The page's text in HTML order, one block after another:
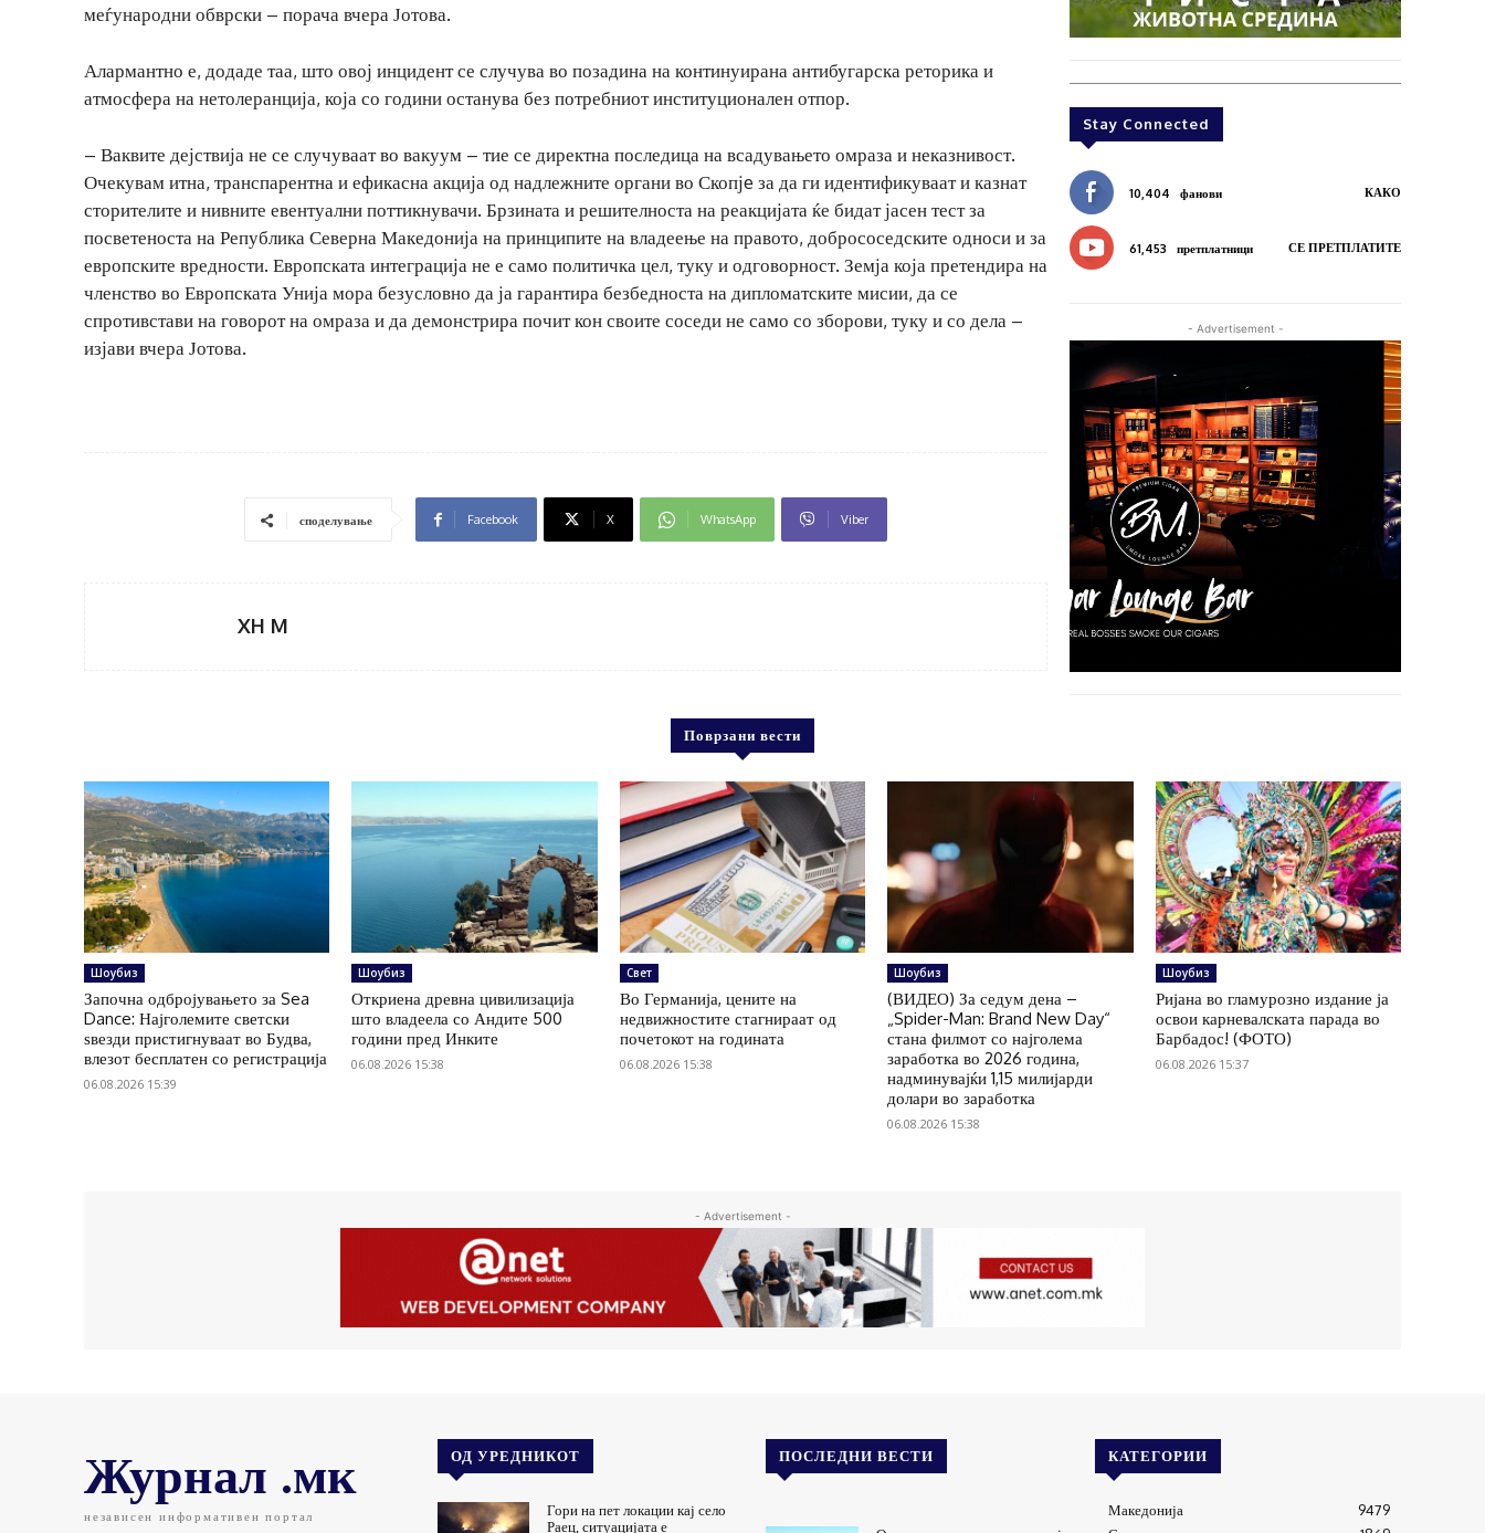
меѓународни обврски – порача вчера Јотова.
Алармантно е, додаде таа, што овој инцидент се случува во позадина на континуирана антибугарска реторика и
атмосфера на нетолеранција, која со години останува без потребниот институционален отпор.
– Ваквите дејствија не се случуваат во вакуум – тие се директна последица на всадувањето омраза и неказнивост.
Очекувам итна, транспарентна и ефикасна акција од надлежните органи во Скопјe за да ги идентификуваат и казнат
сторителите и нивните евентуални поттикнувачи. Брзината и решителноста на реакцијата ќе бидат јасен тест за
посветеноста на Република Северна Македонија на принципите на владеење на правото, добрососедските односи и за
европските вредности. Европската интеграција не е само политичка цел, туку и одговорност. Земја која претендира на
членство во Европската Унија мора безусловно да ја гарантира безбедноста на дипломатските мисии, да се
спротивстави на говорот на омраза и да демонстрира почит кон своите соседи не само со зборови, туку и со дела –
изјави вчера Јотова.
споделување Facebook X WhatsApp Viber
XH M
Stay Connected
10,404 фанови КАКО
61,453 претплатници СЕ ПРЕТПЛАТИТЕ
- Advertisement -
Поврзани вести
Шоубиз
Започна одбројувањето за Sea
Dance: Најголемите светски
ѕвезди пристигнуваат во Будва,
влезот бесплатен со регистрација
06.08.2026 15:39
Шоубиз
Откриена древна цивилизација
што владеела со Андите 500
години пред Инките
06.08.2026 15:38
Свет
Во Германија, цените на
недвижностите стагнираат од
почетокот на годината
06.08.2026 15:38
Шоубиз
(ВИДЕО) За седум дена –
„Spider-Man: Brand New Day“
стана филмот со најголема
заработка во 2026 година,
надминувајќи 1,15 милијарди
долари во заработка
06.08.2026 15:38
Шоубиз
Ријана во гламурозно издание ја
освои карневалската парада во
Барбадос! (ФОТО)
06.08.2026 15:37
- Advertisement -
Журнал .мк
независен информативен портал
ОД УРЕДНИКОТ
Гори на пет локации кај село
Раец, ситуацијата е
ПОСЛЕДНИ ВЕСТИ КАТЕГОРИИ
Македонија
9479